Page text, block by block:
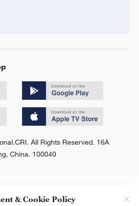
All Rights Reserved. 16A
China. 100040
& Cookie Policy